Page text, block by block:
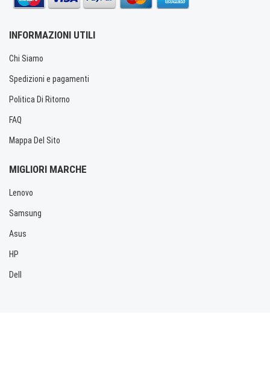
INFORMAZIONI UTILI
Chi Siamo
Spedizioni e pagamenti
Politica Di Ritorno
FAQ
Mappa Del Sito
MIGLIORI MARCHE
Lenovo
Samsung
Asus
HP
Dell